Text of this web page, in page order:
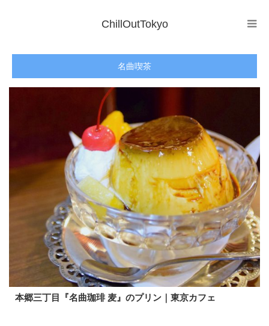
ChillOutTokyo
名曲喫茶
本郷三丁目『名曲珈琲 麦』のプリン｜東京カフェ